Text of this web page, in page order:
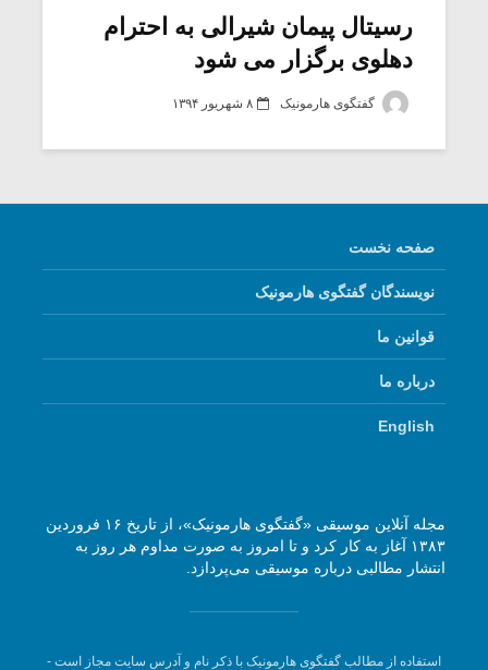
رسیتال پیمان شیرالی به احترام
دهلوی برگزار می شود
گفتگوی هارمونیک ۸ شهریور ۱۳۹۴
صفحه نخست
نویسندگان گفتگوی هارمونیک
قوانین ما
درباره ما
English
مجله آنلاین موسیقی «گفتگوی هارمونیک»، از تاریخ ۱۶ فروردین
۱۳۸۳ آغاز به کار کرد و تا امروز به صورت مداوم هر روز به
انتشار مطالبی درباره موسیقی می‌پردازد.
استفاده از مطالب گفتگوی هارمونیک با ذکر نام و آدرس سایت مجاز است -